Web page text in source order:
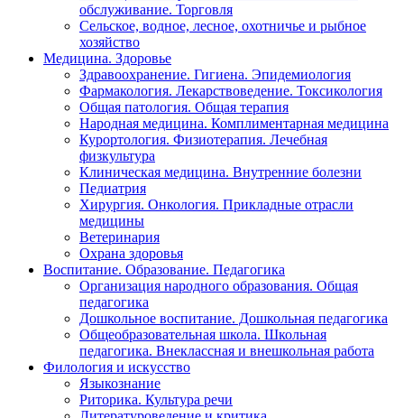
обслуживание. Торговля
Сельское, водное, лесное, охотничье и рыбное
хозяйство
Медицина. Здоровье
Здравоохранение. Гигиена. Эпидемиология
Фармакология. Лекарствоведение. Токсикология
Общая патология. Общая терапия
Народная медицина. Комплиментарная медицина
Курортология. Физиотерапия. Лечебная
физкультура
Клиническая медицина. Внутренние болезни
Педиатрия
Хирургия. Онкология. Прикладные отрасли
медицины
Ветеринария
Охрана здоровья
Воспитание. Образование. Педагогика
Организация народного образования. Общая
педагогика
Дошкольное воспитание. Дошкольная педагогика
Общеобразовательная школа. Школьная
педагогика. Внеклассная и внешкольная работа
Филология и искусство
Языкознание
Риторика. Культура речи